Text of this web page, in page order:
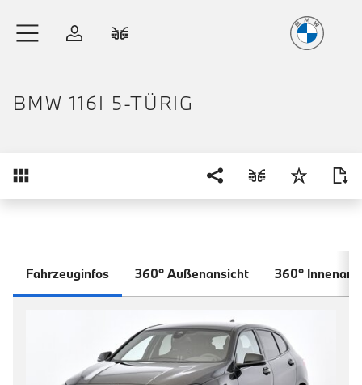
Anmelden
BMW 116I 5-TÜRIG
Fahrzeuginfos 360° Außenansicht 360°